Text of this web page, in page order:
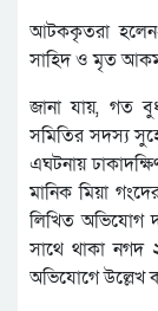
আটককৃতরা হলেন-
সাহিদ ও মৃত
জানা যায়, গত
সমিতির সদস্য
এঘটনায়
মানিক মিয়া
লিখিত অভিযোগ
সাথে থাকা নগদ
অভিযোগে উল্লেখ